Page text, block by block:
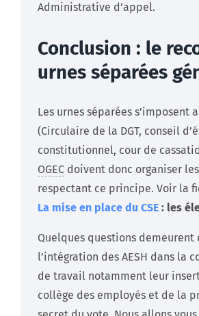
Administrative d’appel.
Conclusion : le
urnes séparées
Les urnes séparées s’imposent
(Circulaire de la DGT, conseil
constitutionnel, cour de
OGEC doivent donc organiser
respectant ce principe. Voir la
La mise en place du CSE : les
Quelques questions demeurent
l’intégration des AESH dans la
de travail notamment leur
collège des employés et de la